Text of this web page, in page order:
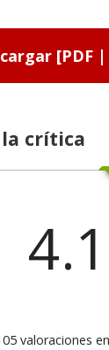
[PDF |
crítica
4.1
valoraciones